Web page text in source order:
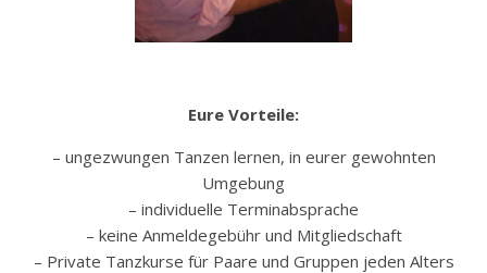
Eure Vorteile:
– ungezwungen Tanzen lernen, in eurer gewohnten
Umgebung
– individuelle Terminabsprache
– keine Anmeldegebühr und Mitgliedschaft
– Private Tanzkurse für Paare und Gruppen jeden Alters